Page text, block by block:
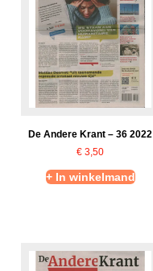
De Andere Krant – 36 2022
€ 3,50
+ In winkelmand